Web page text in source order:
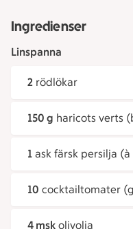
Ingredienser
Linspanna
2 rödlökar
150 g haricots verts
1 ask färsk persilja (à
10 cocktailtomater
4 msk olivolja